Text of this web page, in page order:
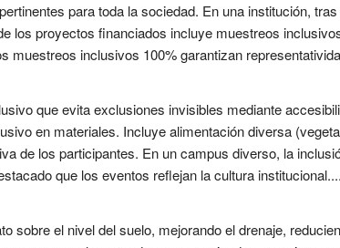
para toda la sociedad. En una institución,
los proyectos financiados incluye muestreos
inclusivos 100% garantizan
que evita exclusiones invisibles mediante
en materiales. Incluye alimentación diversa
de los participantes. En un campus diverso, la
que los eventos reflejan la cultura institucional....
sobre el nivel del suelo, mejorando el drenaje,